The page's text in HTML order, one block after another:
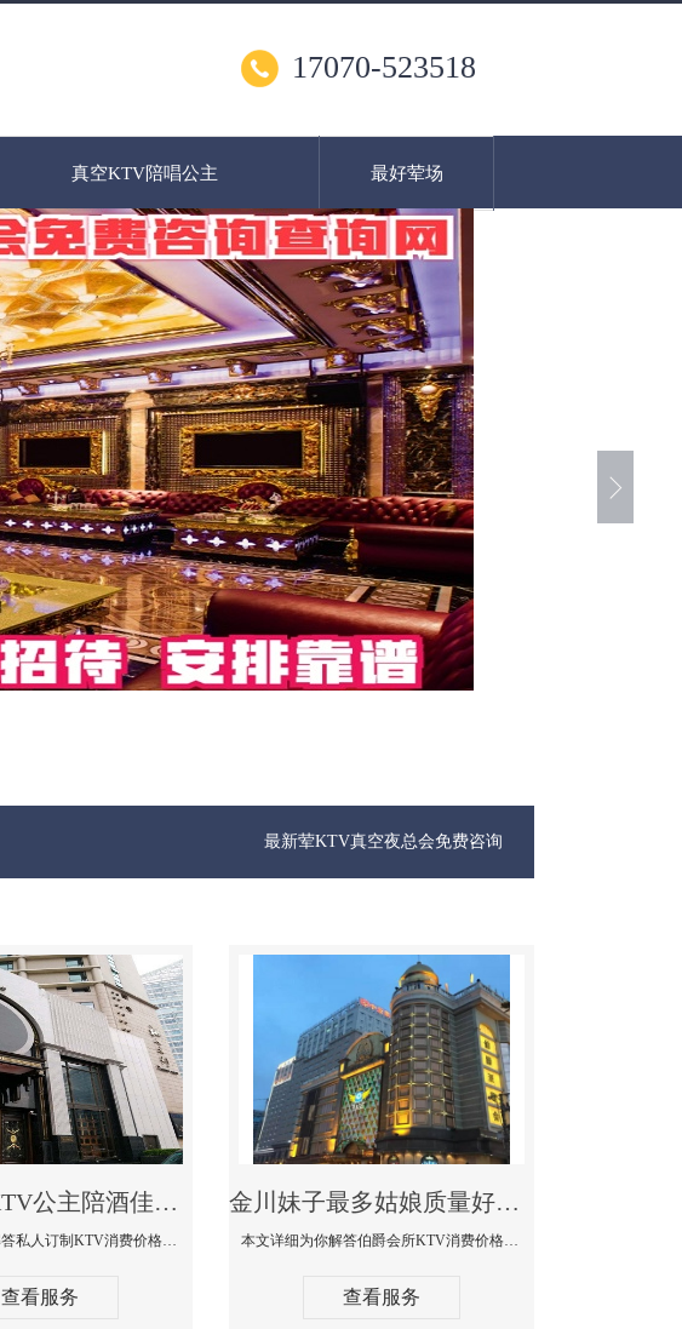
17070-523518
真空KTV陪唱公主 最好荤场
最新荤KTV真空夜总会免费咨询1312 0333301微信同步！
金川商务KTV公主陪酒佳丽漂亮哪家多-私人订制KTV消费价格口碑点评
本文详细为你解答私人订制KTV消费价格口碑点评，更多关于商务KTV公主陪酒佳丽漂亮哪家多免费咨询1312 0333301微信同步！
查看服务
金川妹子最多姑娘质量好的真空夜总会KTV-伯爵会所KTV消费点评
本文详细为你解答伯爵会所KTV消费价格点评，更多关于妹子最多姑娘质量好的真空夜总会KTV免费咨询1312 0333301微信同步！
查看服务